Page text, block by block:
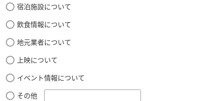
宿泊施設について
飲食情報について
地元業者について
上映について
イベント情報について
その他